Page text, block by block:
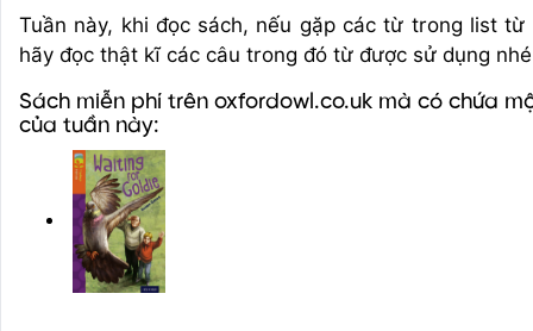
Tuần này, khi đọc sách, nếu gặp các từ trong list
hãy đọc thật kĩ các câu trong đó từ được sử dụng
Sách miễn phí trên oxfordowl.co.uk mà có chứa
của tuần này: